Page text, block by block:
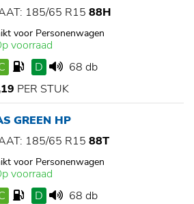
185/65 R15 88H
voor Personenwagen
voorraad
D
68 db
PER STUK
GREEN HP
185/65 R15 88T
voor Personenwagen
voorraad
D
68 db